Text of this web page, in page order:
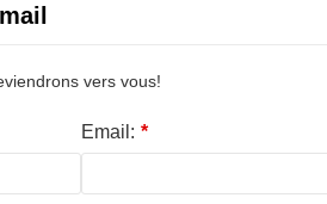
vers vous!
Email: *